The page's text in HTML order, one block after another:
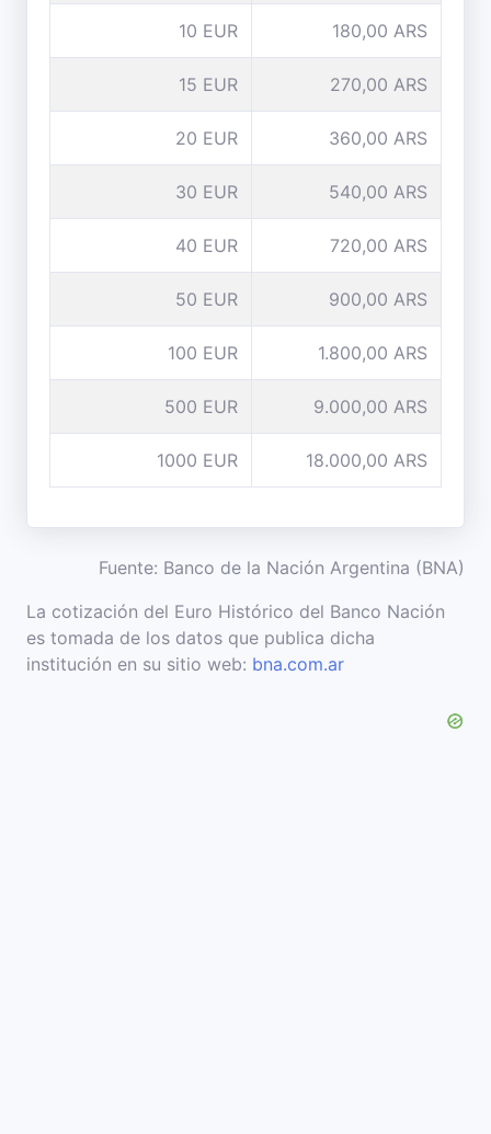
10 EUR 180,00 ARS
15 EUR 270,00 ARS
20 EUR 360,00 ARS
30 EUR 540,00 ARS
40 EUR 720,00 ARS
50 EUR 900,00 ARS
100 EUR 1.800,00 ARS
500 EUR 9.000,00 ARS
1000 EUR 18.000,00 ARS
Fuente: Banco de la Nación Argentina (BNA)
La cotización del Euro Histórico del Banco Nación
es tomada de los datos que publica dicha
institución en su sitio web: bna.com.ar